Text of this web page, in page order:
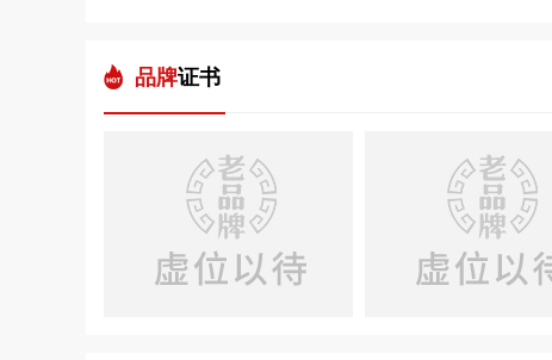
品牌证书